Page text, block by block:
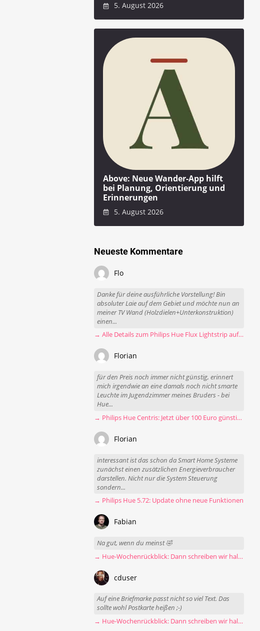
5. August 2026
Above: Neue Wander-App hilft
bei Planung, Orientierung und
Erinnerungen
5. August 2026
Neueste Kommentare
Flo
Danke für deine ausführliche Vorstellung! Bin
absoluter Laie auf dem Gebiet und möchte nun an
meiner TV Wand (Holzdielen+Unterkonstruktion)
einen...
→ Alle Details zum Philips Hue Flux Lightstrip auf einen Blick
Florian
für den Preis noch immer nicht günstig, erinnert
mich irgendwie an eine damals noch nicht smarte
Leuchte im Jugendzimmer meines Bruders - bei
Hue...
→ Philips Hue Centris: Jetzt über 100 Euro günstiger
Florian
interessant ist das schon da Smart Home Systeme
zunächst einen zusätzlichen Energieverbraucher
darstellen. Nicht nur die System Steuerung
sondern...
→ Philips Hue 5.72: Update ohne neue Funktionen
Fabian
Na gut, wenn du meinst 🤣
→ Hue-Wochenrückblick: Dann schreiben wir halt Postkarten
cduser
Auf eine Briefmarke passt nicht so viel Text. Das
sollte wohl Postkarte heißen ;-)
→ Hue-Wochenrückblick: Dann schreiben wir halt Postkarten